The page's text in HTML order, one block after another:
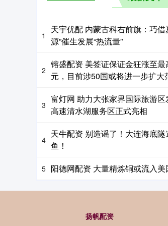
1
天宇优配 内蒙古科右前旗：巧借
源”催生发展“热流量”
2
镕盛配资 美签证保证金狂涨至最
元，目前涉50国或将进一步扩大
3
富灯网 助力大张家界国际旅游
高速清水湖服务区正式亮相
4
天牛配资 别造谣了！大连海底隧
鱼！
5 阳德网配资 大量精炼铜或流入美
扬帆配资